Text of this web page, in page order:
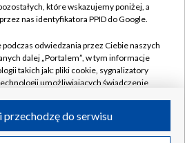
Pomoc
Kontakt
Kanały
Polska S.A. w likwidacji
które wskazujemy poniżej, a
nas identyfikatora PPID do Google.
odwiedzania przez Ciebie naszych
dalej „Portalem”, w tym informacje
takich jak: pliki cookie, sygnalizatory
umożliwiających świadczenie
przechodzę do serwisu